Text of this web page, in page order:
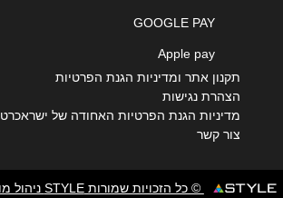
GOOGLE PAY
Apple pay
תקנון אתר ומדיניות הגנת הפרטיות
הצהרת נגישות
מדיניות הגנת הפרטיות האחודה של ישראכרט
צור קשר
© כל הזכויות שמורות STYLE ניהול מועדוני לקוחות